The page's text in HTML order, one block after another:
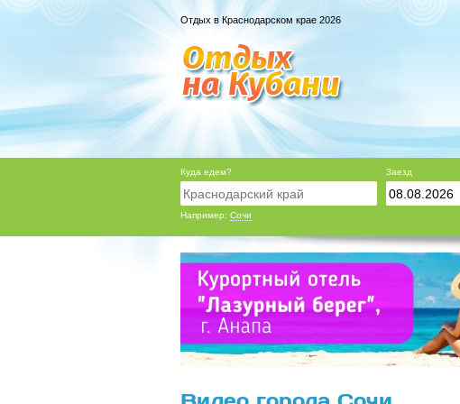
Отдых в Краснодарском крае 2026
Куда едем?
Например: Сочи
Заезд